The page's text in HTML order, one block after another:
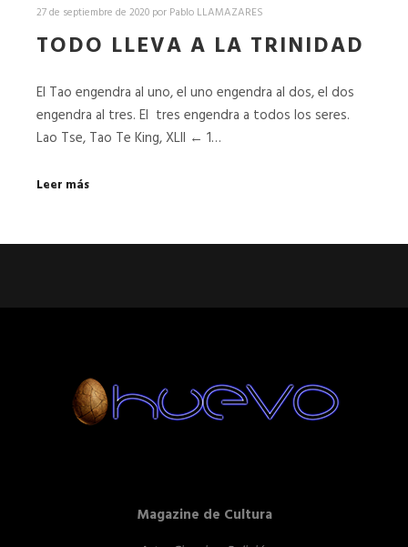
27 de septiembre de 2020 por Pablo LLAMAZARES
TODO LLEVA A LA TRINIDAD
El Tao engendra al uno, el uno engendra al dos, el dos
engendra al tres. El tres engendra a todos los seres.
Lao Tse, Tao Te King, XLII ← 1…
Leer más
Magazine de Cultura